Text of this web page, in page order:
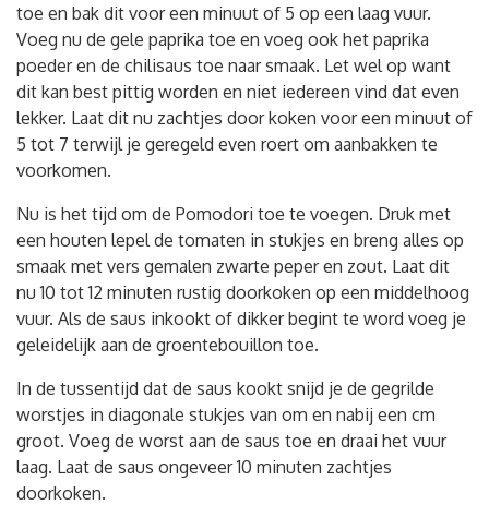
toe en bak dit voor een minuut of 5 op een laag vuur.
Voeg nu de gele paprika toe en voeg ook het paprika
poeder en de chilisaus toe naar smaak. Let wel op want
dit kan best pittig worden en niet iedereen vind dat even
lekker. Laat dit nu zachtjes door koken voor een minuut of
5 tot 7 terwijl je geregeld even roert om aanbakken te
voorkomen.
Nu is het tijd om de Pomodori toe te voegen. Druk met
een houten lepel de tomaten in stukjes en breng alles op
smaak met vers gemalen zwarte peper en zout. Laat dit
nu 10 tot 12 minuten rustig doorkoken op een middelhoog
vuur. Als de saus inkookt of dikker begint te word voeg je
geleidelijk aan de groentebouillon toe.
In de tussentijd dat de saus kookt snijd je de gegrilde
worstjes in diagonale stukjes van om en nabij een cm
groot. Voeg de worst aan de saus toe en draai het vuur
laag. Laat de saus ongeveer 10 minuten zachtjes
doorkoken.